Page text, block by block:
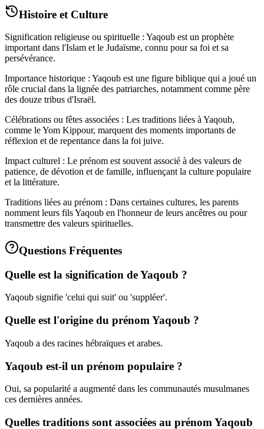
Histoire et Culture
Signification religieuse ou spirituelle : Yaqoub est un prophète
important dans l'Islam et le Judaïsme, connu pour sa foi et sa
persévérance.
Importance historique : Yaqoub est une figure biblique qui a joué un
rôle crucial dans la lignée des patriarches, notamment comme père
des douze tribus d'Israël.
Célébrations ou fêtes associées : Les traditions liées à Yaqoub,
comme le Yom Kippour, marquent des moments importants de
réflexion et de repentance dans la foi juive.
Impact culturel : Le prénom est souvent associé à des valeurs de
patience, de dévotion et de famille, influençant la culture populaire
et la littérature.
Traditions liées au prénom : Dans certaines cultures, les parents
nomment leurs fils Yaqoub en l'honneur de leurs ancêtres ou pour
transmettre des valeurs spirituelles.
Questions Fréquentes
Quelle est la signification de Yaqoub ?
Yaqoub signifie 'celui qui suit' ou 'suppléer'.
Quelle est l'origine du prénom Yaqoub ?
Yaqoub a des racines hébraïques et arabes.
Yaqoub est-il un prénom populaire ?
Oui, sa popularité a augmenté dans les communautés musulmanes
ces dernières années.
Quelles traditions sont associées au prénom Yaqoub